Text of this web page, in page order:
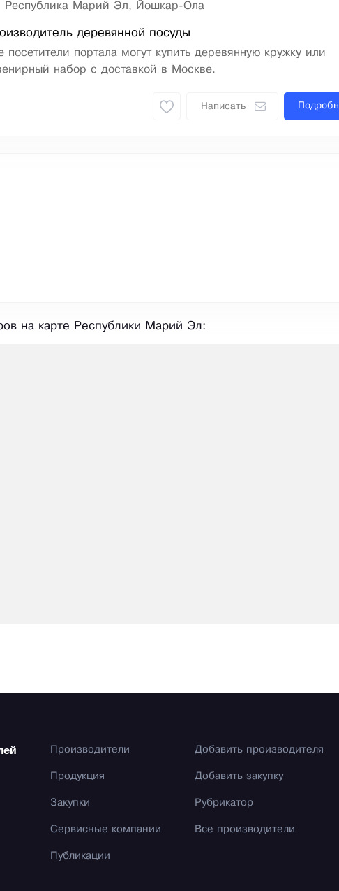
Республика Марий Эл, Йошкар-Ола
деревянной посуды
посетители портала могут купить деревянную кружку или
набор с доставкой в Москве.
Написать
на карте Республики Марий Эл:
Производители
Продукция
Закупки
Сервисные компании
Публикации
Добавить производителя
Добавить закупку
Рубрикатор
Все производители